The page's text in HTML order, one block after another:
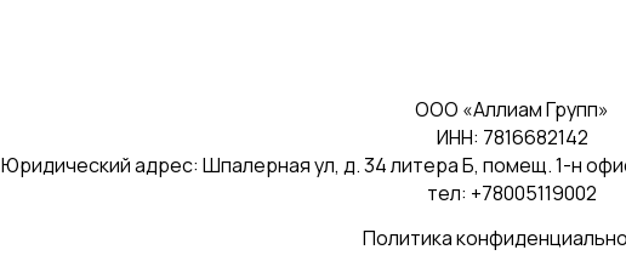
ООО «Аллиам Групп»
ИНН: 7816682142
Юридический адрес: Шпалерная ул, д. 34 литера Б, помещ. 1-н
тел: +78005119002
Политика